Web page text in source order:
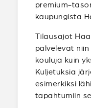
premium-
kaupungista
Tilausajot
palvelevat
kouluja kuin
Kuljetuksia
esimerkiksi
tapahtumiin